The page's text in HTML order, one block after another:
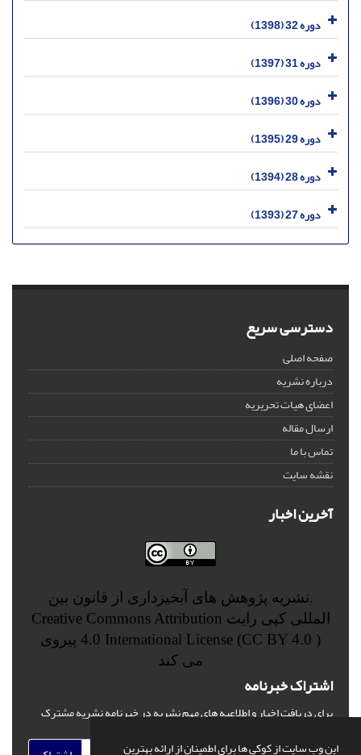
این وب سایت از کوکی ها برای اطمینان از ارائه بهترین
دوره 32 (1398)
دوره 31 (1397)
دوره 30 (1396)
دوره 29 (1395)
دوره 28 (1394)
دوره 27 (1393)
دسترسی سریع
صفحه اصلی
درباره نشریه
اعضای هیات تحریریه
ارسال مقاله
تماس با ما
نقشه سایت
آخرین اخبار
.نشریه پژوهش های آبخیزداری از قانون بین
المللی کپی رایت Creative Commons Attribution
4.0 International License (CC BY 4.0 ) پیروی
می کند
اشتراک خبرنامه
برای دریافت اخبار و اطلاعیه های مهم نشریه در خبرنامه نشریه مشترک